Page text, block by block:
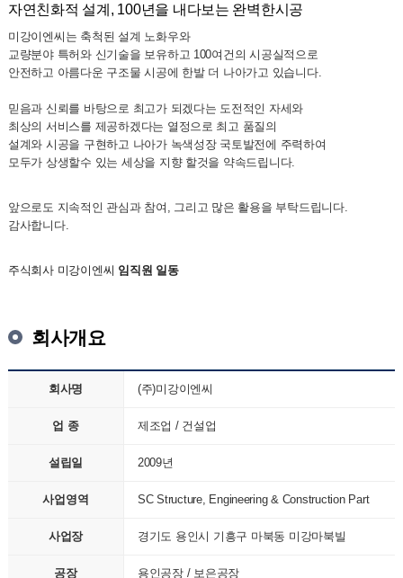
자연친화적 설계, 100년을 내다보는 완벽한시공
미강이엔씨는 축척된 설계 노화우와
교량분야 특허와 신기술을 보유하고 100여건의 시공실적으로
안전하고 아름다운 구조물 시공에 한발 더 나아가고 있습니다.
믿음과 신뢰를 바탕으로 최고가 되겠다는 도전적인 자세와
최상의 서비스를 제공하겠다는 열정으로 최고 품질의
설계와 시공을 구현하고 나아가 녹색성장 국토발전에 주력하여
모두가 상생할수 있는 세상을 지향 할것을 약속드립니다.
앞으로도 지속적인 관심과 참여, 그리고 많은 활용을 부탁드립니다.
감사합니다.
주식회사 미강이엔씨 임직원 일동
회사개요
회사명 (주)미강이엔씨
업 종 제조업 / 건설업
설립일 2009년
사업영역 SC Structure, Engineering & Construction Part
사업장 경기도 용인시 기흥구 마북동 미강마북빌
공장 용인공장 / 보은공장